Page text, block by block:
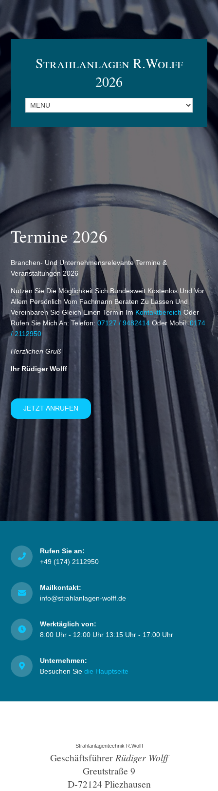
Strahlanlagen R.Wolff
2026
Termine 2026
Branchen- Und Unternehmensrelevante Termine &
Veranstaltungen 2026
Nutzen Sie Die Möglichkeit Sich Bundesweit Kostenlos Und Vor
Allem Persönlich Vom Fachmann Beraten Zu Lassen Und
Vereinbaren Sie Gleich Einen Termin Im Kontaktbereich Oder
Rufen Sie Mich An: Telefon:07127 / 9482414 Oder Mobil:0174
/ 2112950
Herzlichen Gruß
Ihr Rüdiger Wolff
JETZT ANRUFEN
Rufen Sie an:
+49 (174) 2112950
Mailkontakt:
info@strahlanlagen-wolff.de
Werktäglich von:
8:00 Uhr - 12:00 Uhr 13:15 Uhr - 17:00 Uhr
Unternehmen:
Besuchen Siedie Hauptseite
Strahlanlagentechnik R.Wolff
Geschäftsführer Rüdiger Wolff
Greutstraße 9
D-72124 Pliezhausen